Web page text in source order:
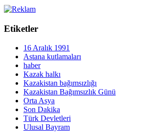
Etiketler
16 Aralık 1991
Astana kutlamaları
haber
Kazak halkı
Kazakistan bağımsızlığı
Kazakistan Bağımsızlık Günü
Orta Asya
Son Dakika
Türk Devletleri
Ulusal Bayram